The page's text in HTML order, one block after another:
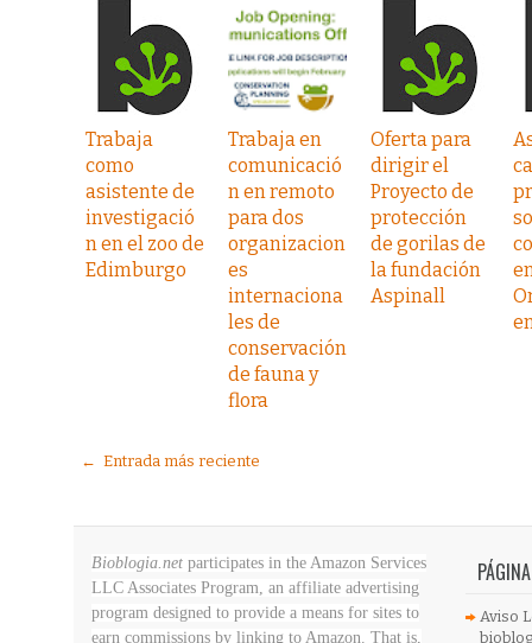
Trabaja
como
asistente de
investigació
n en el zoo de
Edimburgo
Trabaja en
comunicació
n en remoto
para dos
organizacion
es
internaciona
les de
conservación
de fauna y
flora
Oferta para
dirigir el
Proyecto de
protección
de gorilas de
la fundación
Aspinall
← Entrada más reciente
Bioblogia.net participates in the Amazon Services
LLC Associates Program, an affiliate advertising
program designed to provide a means for sites to
earn commissions by linking to Amazon. That is,
Aviso